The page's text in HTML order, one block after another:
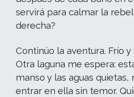
servirá para calmar la
derecha?
Continúo la aventura. Frío y
Otra laguna me espera:
manso y las aguas quietas,
entrar en ella sin temor.